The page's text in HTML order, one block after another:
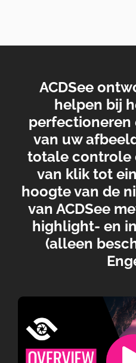
ACDSee
helpen bij
perfectioneren
van uw
totale controle
van klik tot
hoogte van de
van ACDSee
highlight- en
(alleen